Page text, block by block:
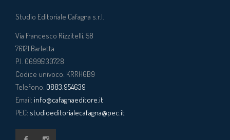
Studio Editoriale Cafagna s.r.l.
Via Francesco Rizzitelli, 58
76121 Barletta
P.I. 06995130728
Codice univoco: KRRH6B9
Telefono: 0883.954639
Email: info@cafagnaeditore.it
PEC: studioeditorialecafagna@pec.it